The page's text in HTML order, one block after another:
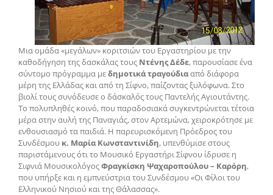
Μια ομάδα «μεγάλων» κοριτσιών του Εργαστηρίου με την
καθοδήγηση της δασκάλας τους Ντένης Δέδε, παρουσίασε ένα
σύντομο πρόγραμμα μεδημοτικά τραγούδιααπό διάφορα
μέρη της Ελλάδας και από τη Σίφνο, παίζοντας ξυλόφωνα. Στο
βιολί τους συνόδευσε ο δάσκαλός τους Παντελής Αγιουτάντης.
Το πολυπληθές κοινό, που παραδοσιακά συγκεντρώνεται τέτοια
μέρα στην αυλή της Παναγιάς, στον Αρτεμώνα, χειροκρότησε με
ενθουσιασμό τα παιδιά. Η παρευρισκόμενη Πρόεδρος του
Συνδέσμου κ. Μαρία Κωνσταντινίδη, υπενθύμισε στους
παριστάμενους ότι το Μουσικό Εργαστήρι Σίφνου ίδρυσε η
Σιφνιά ΜουσικολόγοςΦραγκίσκη Ψαχαροπούλου – Καρόρη,
που υπήρξε και η εμπνεύστρια του Συνδέσμου «Οι Φίλοι του
Ελληνικού Νησιού και της Θάλασσας».